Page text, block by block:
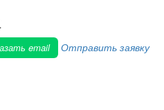
email
Отправить заявку